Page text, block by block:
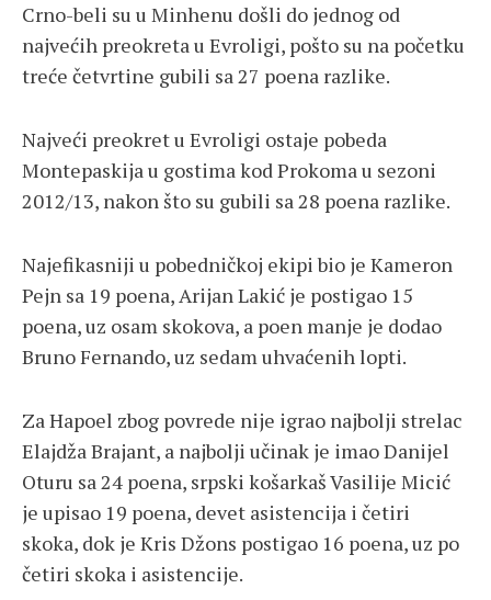
Crno-beli su u Minhenu došli do jednog od
najvećih preokreta u Evroligi, pošto su na početku
treće četvrtine gubili sa 27 poena razlike.
Najveći preokret u Evroligi ostaje pobeda
Montepaskija u gostima kod Prokoma u sezoni
2012/13, nakon što su gubili sa 28 poena razlike.
Najefikasniji u pobedničkoj ekipi bio je Kameron
Pejn sa 19 poena, Arijan Lakić je postigao 15
poena, uz osam skokova, a poen manje je dodao
Bruno Fernando, uz sedam uhvaćenih lopti.
Za Hapoel zbog povrede nije igrao najbolji strelac
Elajdža Brajant, a najbolji učinak je imao Danijel
Oturu sa 24 poena, srpski košarkaš Vasilije Micić
je upisao 19 poena, devet asistencija i četiri
skoka, dok je Kris Džons postigao 16 poena, uz po
četiri skoka i asistencije.